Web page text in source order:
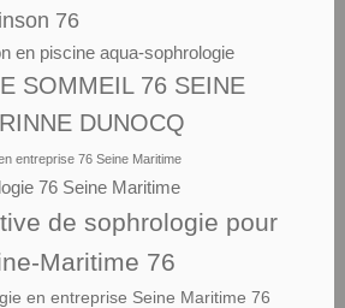
76
en piscine aqua-sophrologie
SOMMEIL 76 SEINE
DUNOCQ
entreprise 76 Seine Maritime
76 Seine Maritime
de sophrologie pour
Maritime 76
en entreprise Seine Maritime 76